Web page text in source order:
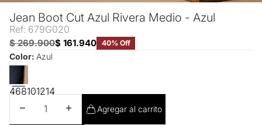
Jean Boot Cut Azul Rivera Medio - Azul
Ref: 679G020
$ 269.900$ 161.940 40% Off
Color: Azul
468101214
Disminuir cantidadAumentar cantidad
Agregar al carrito